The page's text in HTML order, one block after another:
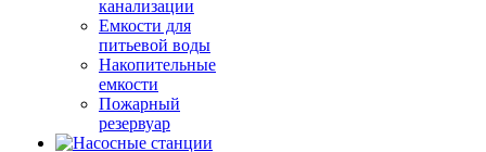
канализации
Емкости для
питьевой воды
Накопительные
емкости
Пожарный
резервуар